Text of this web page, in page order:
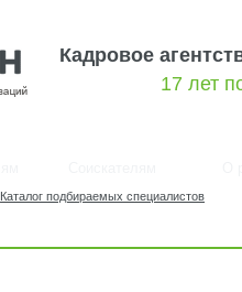
Кадровое
17 лет
Каталог подбираемых специалистов